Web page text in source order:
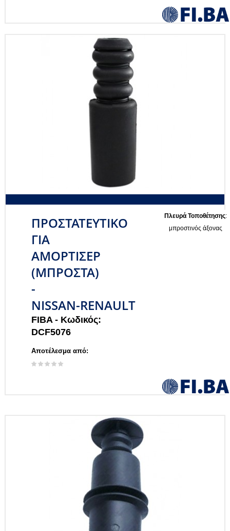
ΠΡΟΣΤΑΤΕΥΤΙΚΟ
ΓΙΑ
ΑΜΟΡΤΙΣΕΡ
(ΜΠΡΟΣΤΑ)
-
NISSAN-RENAULT
FIBA - Κωδικός:
DCF5076
Αποτέλεσμα από:
Πλευρά Τοποθέτησης:
μπροστινός άξονας